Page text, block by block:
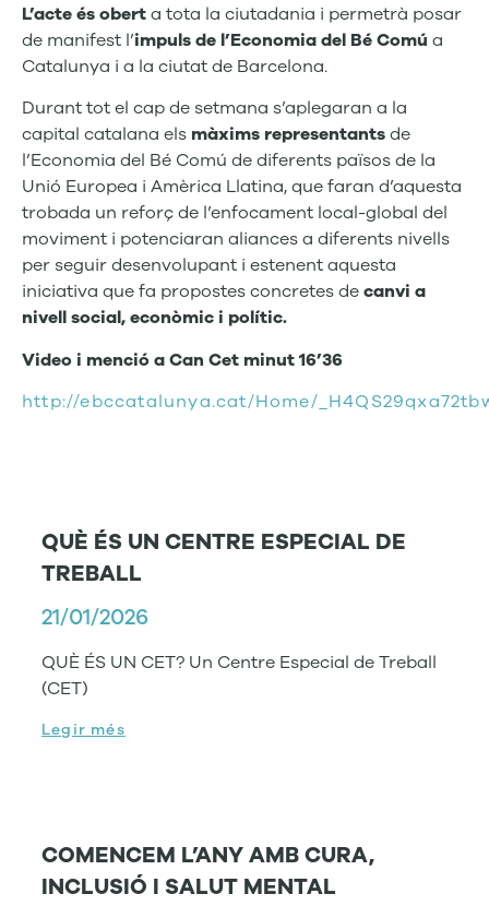
L’acte és oberta tota la ciutadania i permetrà posar
de manifest l’impuls de l’Economia del Bé Comú a
Catalunya i a la ciutat de Barcelona.
Durant tot el cap de setmana s’aplegaran a la
capital catalana els màxims representantsde
l’Economia del Bé Comú de diferents països de la
Unió Europea i Amèrica Llatina, que faran d’aquesta
trobada un reforç de l’enfocament local-global del
moviment i potenciaran aliances a diferents nivells
per seguir desenvolupant i estenent aquesta
iniciativa que fa propostes concretes decanvi a
nivell social, econòmic i polític.
Video i menció a Can Cet minut 16’36
http://ebccatalunya.cat/Home/
QUÈ ÉS UN CENTRE ESPECIAL DE
TREBALL
21/01/2026
QUÈ ÉS UN CET? Un Centre Especial de Treball
(CET)
Legir més
COMENCEM L’ANY AMB CURA,
INCLUSIÓ I SALUT MENTAL